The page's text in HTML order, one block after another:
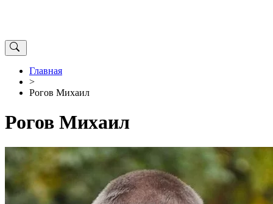
Главная
>
Рогов Михаил
Рогов Михаил